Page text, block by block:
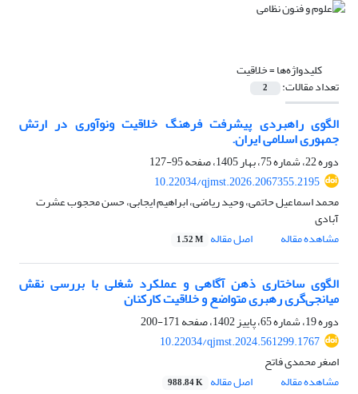
کلیدواژه‌ها =خلاقیت
تعداد مقالات: 2
الگوی راهبردی پیشرفت فرهنگ خلاقیت ونوآوری در ارتش
جمهوری اسلامی ایران.
دوره 22، شماره 75، بهار 1405، صفحه
95-127
10.22034/qjmst.2026.2067355.2195
محمد اسماعیل حاتمی، وحید ریاضی، ابراهیم ایجابی، حسن محجوب عشرت
آبادی
مشاهده مقاله
اصل مقاله 1.52 M
الگوی ساختاری ذهن آگاهی و عملکرد شغلی با بررسی نقش
میانجی‌گری رهبری متواضع و خلاقیت کارکنان
دوره 19، شماره 65، پاییز 1402، صفحه
171-200
10.22034/qjmst.2024.561299.1767
اصغر محمدی فاتح
مشاهده مقاله
اصل مقاله 988.84 K